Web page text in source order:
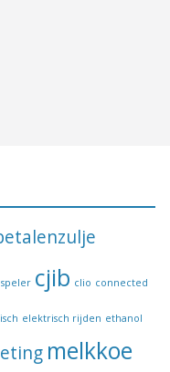
cjib clio connected
elektrisch rijden ethanol
melkkoe